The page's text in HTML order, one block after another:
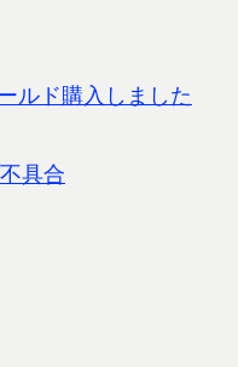
ルド購入しました
具合